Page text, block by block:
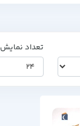
تعداد نمایش